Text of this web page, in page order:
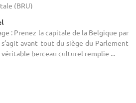
(BRU)
: Prenez la capitale de la Belgique par
s’agit avant tout du siège du Parlement
véritable berceau culturel remplie ...